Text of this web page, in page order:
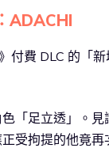
ADACHI
付費 DLC 的「
色「足立透」。
受拘提的他竟再